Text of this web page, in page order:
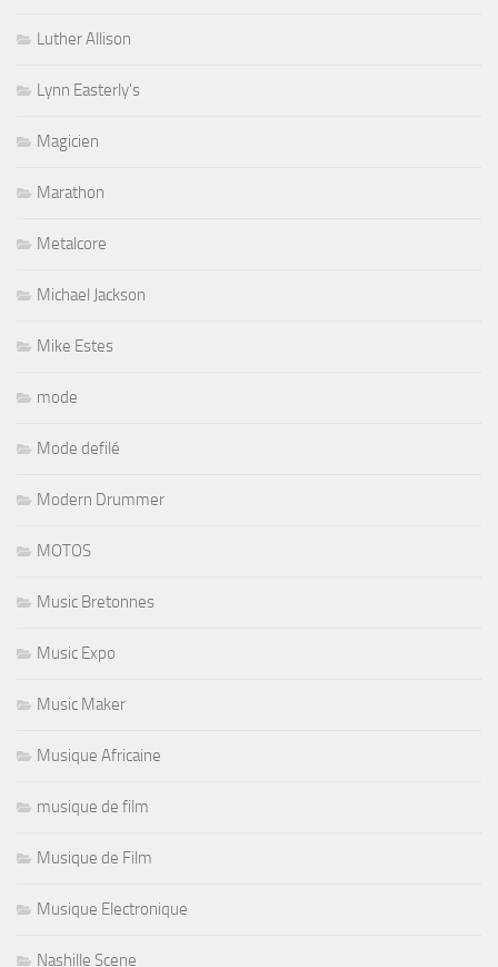
Luther Allison
Lynn Easterly's
Magicien
Marathon
Metalcore
Michael Jackson
Mike Estes
mode
Mode defilé
Modern Drummer
MOTOS
Music Bretonnes
Music Expo
Music Maker
Musique Africaine
musique de film
Musique de Film
Musique Electronique
Nashille Scene